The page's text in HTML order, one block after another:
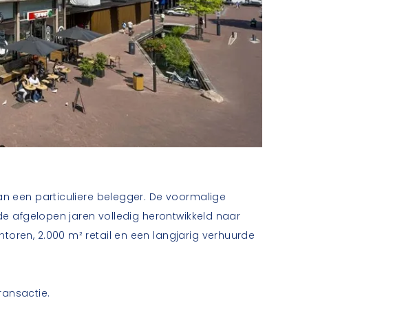
een particuliere belegger. De voormalige
afgelopen jaren volledig herontwikkeld naar
2.000 m² retail en een langjarig verhuurde